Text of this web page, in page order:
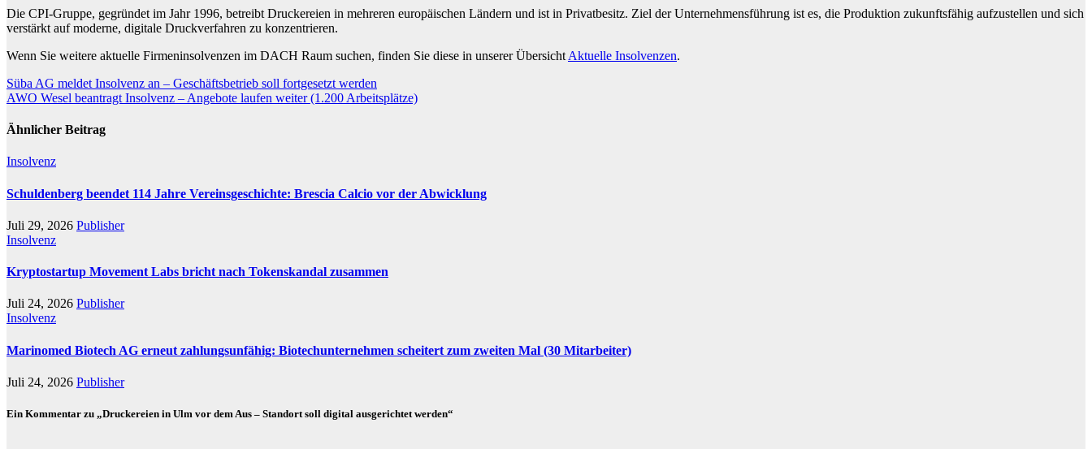
Die CPI-Gruppe, gegründet im Jahr 1996, betreibt Druckereien in mehreren europäischen Ländern und ist in Privatbesitz. Ziel der Unternehmensführung ist es, die Produktion zukunftsfähig aufzustellen und sich
verstärkt auf moderne, digitale Druckverfahren zu konzentrieren.
Wenn Sie weitere aktuelle Firmeninsolvenzen im DACH Raum suchen, finden Sie diese in unserer Übersicht Aktuelle Insolvenzen.
Beitragsnavigation
Süba AG meldet Insolvenz an – Geschäftsbetrieb soll fortgesetzt werden
AWO Wesel beantragt Insolvenz – Angebote laufen weiter (1.200 Arbeitsplätze)
Ähnlicher Beitrag
Insolvenz
Schuldenberg beendet 114 Jahre Vereinsgeschichte: Brescia Calcio vor der Abwicklung
Juli 29, 2026 Publisher
Insolvenz
Kryptostartup Movement Labs bricht nach Tokenskandal zusammen
Juli 24, 2026 Publisher
Insolvenz
Marinomed Biotech AG erneut zahlungsunfähig: Biotechunternehmen scheitert zum zweiten Mal (30 Mitarbeiter)
Juli 24, 2026 Publisher
Ein Kommentar zu „Druckereien in Ulm vor dem Aus – Standort soll digital ausgerichtet werden“